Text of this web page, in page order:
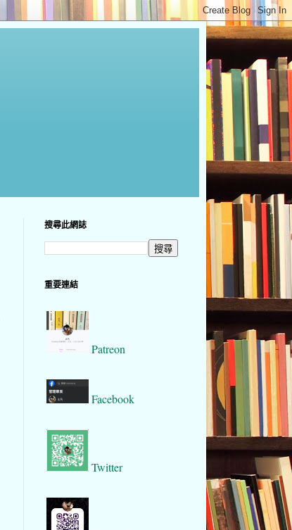
搜尋此網誌
重要連結
Patreon
Facebook
Twitter